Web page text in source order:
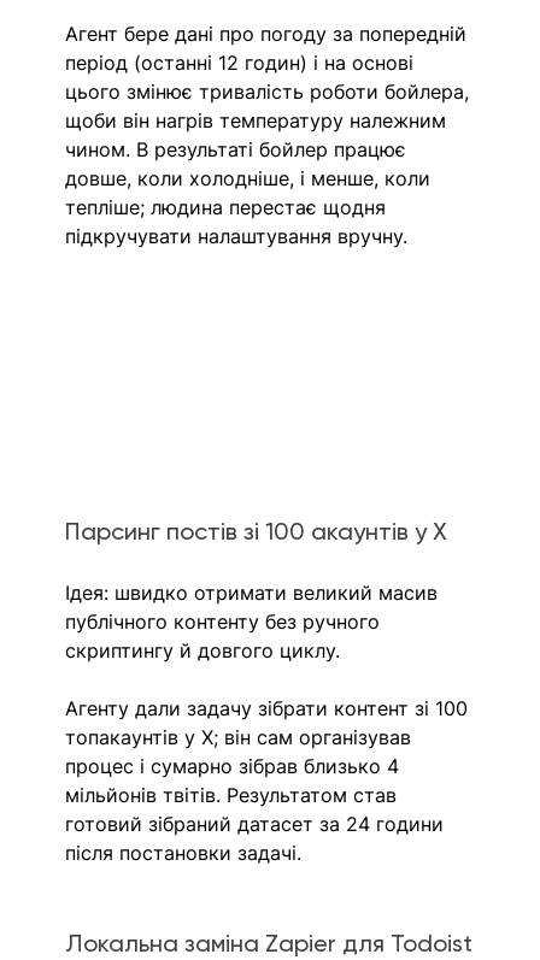
Агент бере дані про погоду за попередній
період (останні 12 годин) і на основі
цього змінює тривалість роботи бойлера,
щоби він нагрів температуру належним
чином. В результаті бойлер працює
довше, коли холодніше, і менше, коли
тепліше; людина перестає щодня
підкручувати налаштування вручну.
Парсинг постів зі 100 акаунтів у X
Ідея: швидко отримати великий масив
публічного контенту без ручного
скриптингу й довгого циклу.
Агенту дали задачу зібрати контент зі 100
топакаунтів у X; він сам організував
процес і сумарно зібрав близько 4
мільйонів твітів. Результатом став
готовий зібраний датасет за 24 години
після постановки задачі.
Локальна заміна Zapier для Todoist